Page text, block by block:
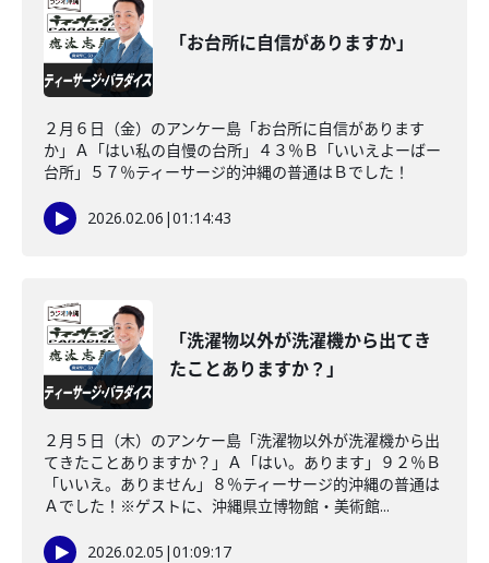
「お台所に自信がありますか」
２月６日（金）のアンケー島「お台所に自信があります
か」Ａ「はい私の自慢の台所」４３％Ｂ「いいえよーばー
台所」５７％ティーサージ的沖縄の普通はＢでした！
2026.02.06 |01:14:43
「洗濯物以外が洗濯機から出てき
たことありますか？」
２月５日（木）のアンケー島「洗濯物以外が洗濯機から出
てきたことありますか？」Ａ「はい。あります」９２％Ｂ
「いいえ。ありません」８％ティーサージ的沖縄の普通は
Ａでした！※ゲストに、沖縄県立博物館・美術館...
2026.02.05 |01:09:17